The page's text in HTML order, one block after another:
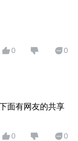
0 0
面有网友的共享
0 0